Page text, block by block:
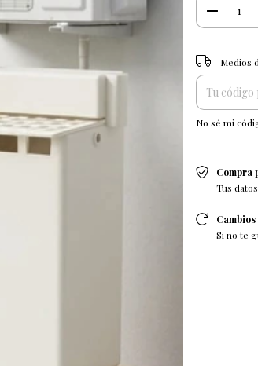
Entregas para
Medios
No sé mi
Compra
Tus
Si no te